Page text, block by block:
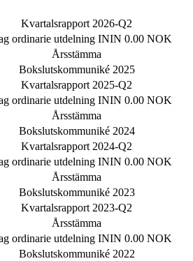
Kvartalsrapport 2026-Q2
ordinarie utdelning ININ 0.00 NOK
Årsstämma
Bokslutskommuniké 2025
Kvartalsrapport 2025-Q2
ordinarie utdelning ININ 0.00 NOK
Årsstämma
Bokslutskommuniké 2024
Kvartalsrapport 2024-Q2
ordinarie utdelning ININ 0.00 NOK
Årsstämma
Bokslutskommuniké 2023
Kvartalsrapport 2023-Q2
Årsstämma
ordinarie utdelning ININ 0.00 NOK
Bokslutskommuniké 2022